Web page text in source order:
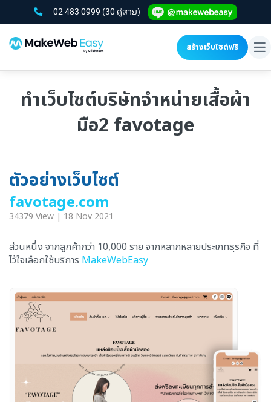
02 483 0999 (30 คู่สาย)
สร้างเว็บไซต์ฟรี
ทำเว็บไซต์บริษัทจำหน่ายเสื้อผ้า
มือ2 favotage
ตัวอย่างเว็บไซต์
favotage.com
34379 View | 18 Nov 2021
ส่วนหนึ่ง จากลูกค้ากว่า 10,000 ราย จากหลากหลายประเภทธุรกิจ ที่
ไว้ใจเลือกใช้บริการ MakeWebEasy